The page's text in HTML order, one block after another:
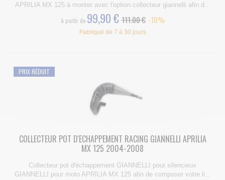
APRILIA MX 125 à monter avec l'option collecteur giannelli afin d...
à partir de 99,90 € 111.00 € -10%
Fabriqué de 7 à 30 jours
PRIX RÉDUIT
COLLECTEUR POT D'ECHAPPEMENT RACING GIANNELLI APRILIA
MX 125 2004-2008
Collecteur pot d'échappement GIANNELLI pour silencieux
GIANNELLI pour moto APRILIA MX 125 afin de composer votre li...